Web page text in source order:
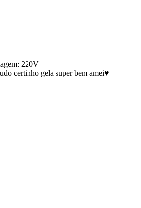
220V
certinho gela super bem amei♥️